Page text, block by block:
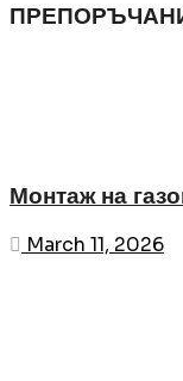
Монтаж на
March 11, 2026